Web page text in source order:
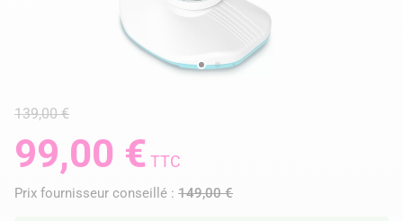
139,00 €
99,00 € TTC
Prix fournisseur conseillé : 149,00 €